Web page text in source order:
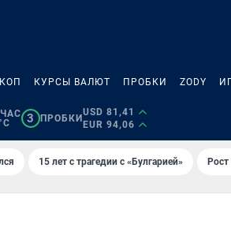
КУРСЫ ВАЛЮТ ПРОБКИ ZODY
3 ПРОБКИ
USD 81,41
EUR 94,06
15 лет с трагедии с «Булгарией»